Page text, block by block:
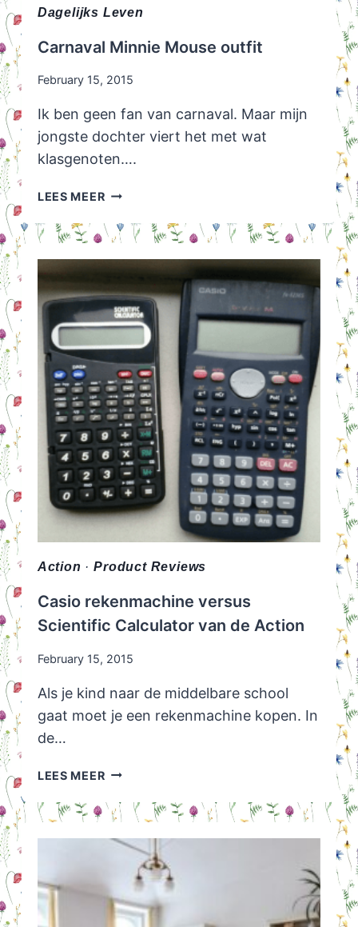
Dagelijks Leven
Carnaval Minnie Mouse outfit
February 15, 2015
Ik ben geen fan van carnaval. Maar mijn
jongste dochter viert het met wat
klasgenoten….
LEES MEERCARNAVAL
MOUSE
Action ·Product Reviews
Casio rekenmachine versus
Scientific Calculator van de Action
February 15, 2015
Als je kind naar de middelbare school
gaat moet je een rekenmachine kopen. In
de…
LEES MEERCASIO
VERSUS
CALCULATOR
ACTION